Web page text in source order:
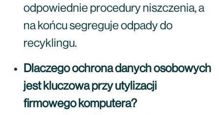
odpowiednie procedury niszczenia, a
na końcu segreguje odpady do
recyklingu.
Dlaczego ochrona danych osobowych
jest kluczowa przy utylizacji
firmowego komputera?